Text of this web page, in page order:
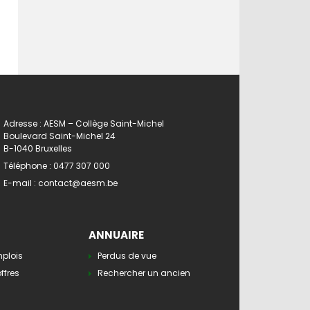
Adresse : AESM – Collège Saint-Michel
Boulevard Saint-Michel 24
B-1040 Bruxelles
Téléphone : 0477 307 000
E-mail : contact@aesm.be
ANNUAIRE
Perdus de vue
Rechercher un ancien